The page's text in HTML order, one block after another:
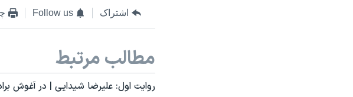
اشتراک Follow us
مطالب مرتبط
روایت اول: علیرضا شیدایی | در آغوش